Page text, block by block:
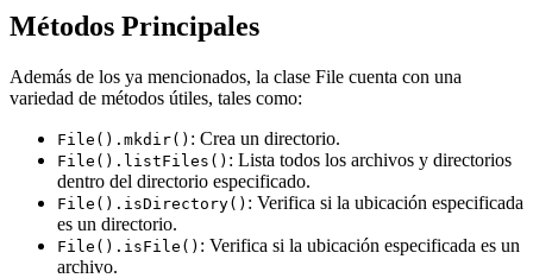
Métodos Principales
Además de los ya mencionados, la clase File cuenta con una
variedad de métodos útiles, tales como:
File().mkdir() : Crea un directorio.
File().listFiles() : Lista todos los archivos y directorios
dentro del directorio especificado.
File().isDirectory() : Verifica si la ubicación especificada
es un directorio.
File().isFile() : Verifica si la ubicación especificada es un
archivo.